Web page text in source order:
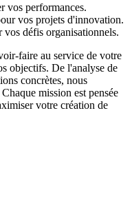
vos performances.
vos projets d'innovation.
vos défis organisationnels.
faire au service de votre
objectifs. De l'analyse de
concrètes, nous
mission est pensée
votre création de